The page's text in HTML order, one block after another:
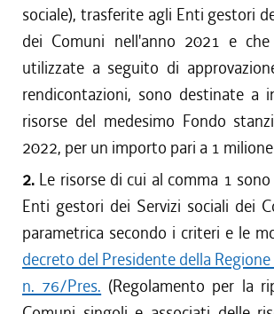
sociale), trasferite agli Enti gestori
dei Comuni nell'anno 2021 e
utilizzate a seguito di
rendicontazioni, sono destinate a
risorse del medesimo Fondo
2022, per un importo pari a 1
2. Le risorse di cui al comma 1
Enti gestori dei Servizi sociali dei
parametrica secondo i criteri e le
decreto del Presidente della
n. 76/Pres. (Regolamento per la